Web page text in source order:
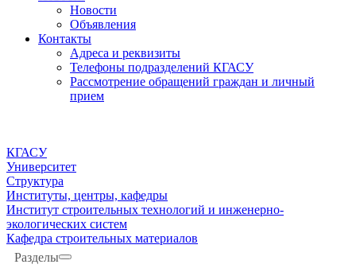
Новости
Объявления
Контакты
Адреса и реквизиты
Телефоны подразделений КГАСУ
Рассмотрение обращений граждан и личный
прием
КГАСУ
Университет
Структура
Институты, центры, кафедры
Институт строительных технологий и инженерно-
экологических систем
Кафедра строительных материалов
Разделы